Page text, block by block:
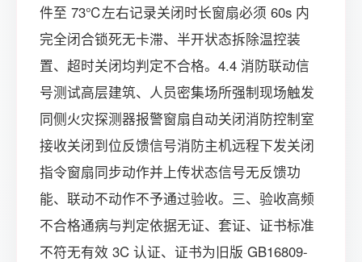
件至 73℃左右记录关闭时长窗扇必须 60s 内
完全闭合锁死无卡滞、半开状态拆除温控装
置、超时关闭均判定不合格。4.4 消防联动信
号测试高层建筑、人员密集场所强制现场触发
同侧火灾探测器报警窗扇自动关闭消防控制室
接收关闭到位反馈信号消防主机远程下发关闭
指令窗扇同步动作并上传状态信号无反馈功
能、联动不动作不予通过验收。三、验收高频
不合格通病与判定依据无证、套证、证书标准
不符无有效 3C 认证、证书为旧版 GB16809-